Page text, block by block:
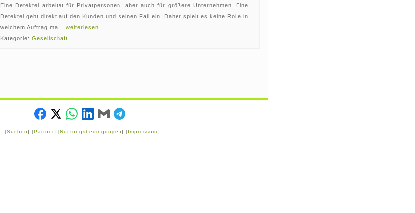
Eine Detektei arbeitet für Privatpersonen, aber auch für größere Unternehmen. Eine
Detektei geht direkt auf den Kunden und seinen Fall ein. Daher spielt es keine Rolle in
welchem Auftrag ma... weiterlesen
Kategorie: Gesellschaft
[Suchen] [Partner] [Nutzungsbedingungen] [Impressum]